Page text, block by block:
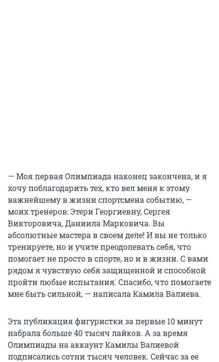
— Моя первая Олимпиада наконец закончена, и я
хочу поблагодарить тех, кто вел меня к этому
важнейшему в жизни спортсмена событию, —
моих тренеров: Этери Георгиевну, Сергея
Викторовича, Даниила Марковича. Вы
абсолютные мастера в своем деле! И вы не только
тренируете, но и учите преодолевать себя, что
помогает не просто в спорте, но и в жизни. С вами
рядом я чувствую себя защищенной и способной
пройти любые испытания. Спасибо, что помогаете
мне быть сильной, — написала Камила Валиева.
Эта публикация фигуристки за первые 10 минут
набрала больше 40 тысяч лайков. А за время
Олимпиады на аккаунт Камилы Валиевой
подписались сотни тысяч человек. Сейчас за ее